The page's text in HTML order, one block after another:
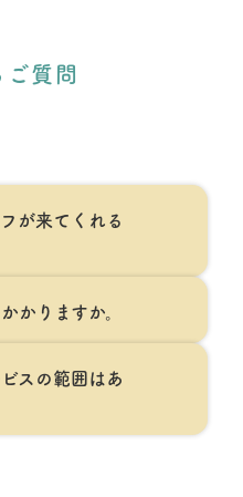
ご質問
が来てくれる
かりますか。
スの範囲はあ